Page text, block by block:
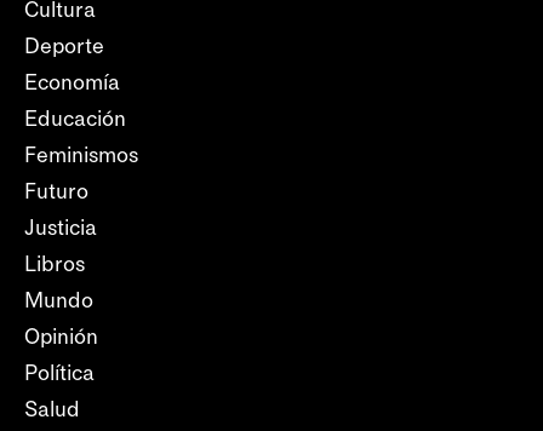
Cultura
Deporte
Economía
Educación
Feminismos
Futuro
Justicia
Libros
Mundo
Opinión
Política
Salud